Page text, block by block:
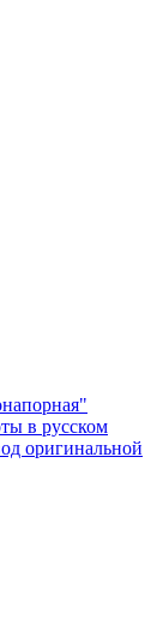
в русском
оригинальной